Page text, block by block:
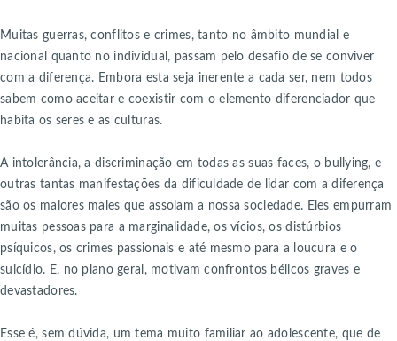
Muitas guerras, conflitos e crimes, tanto no âmbito mundial e
nacional quanto no individual, passam pelo desafio de se conviver
com a diferença. Embora esta seja inerente a cada ser, nem todos
sabem como aceitar e coexistir com o elemento diferenciador que
habita os seres e as culturas.
A intolerância, a discriminação em todas as suas faces, o bullying, e
outras tantas manifestações da dificuldade de lidar com a diferença
são os maiores males que assolam a nossa sociedade. Eles empurram
muitas pessoas para a marginalidade, os vícios, os distúrbios
psíquicos, os crimes passionais e até mesmo para a loucura e o
suicídio. E, no plano geral, motivam confrontos bélicos graves e
devastadores.
Esse é, sem dúvida, um tema muito familiar ao adolescente, que de